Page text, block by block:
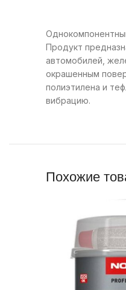
Продукт
автомобилей,
окрашенным
полиэтилена и
вибрацию.
Похожие